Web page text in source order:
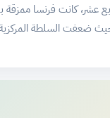
عشر، كانت فرنسا ممزقة
حيث ضعفت السلطة